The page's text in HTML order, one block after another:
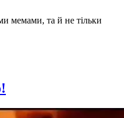
мемами, та й не тільки